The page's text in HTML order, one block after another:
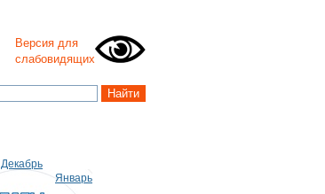
Версия для
слабовидящих
Январь
Декабрь